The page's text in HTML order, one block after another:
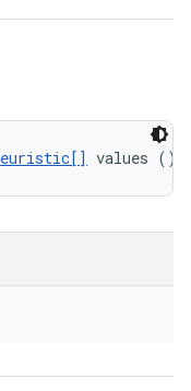
values ()